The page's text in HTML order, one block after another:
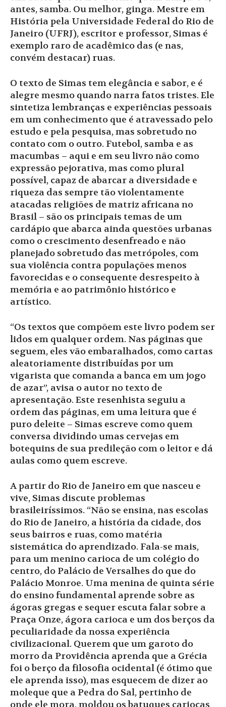
antes, samba. Ou melhor, ginga. Mestre em
História pela Universidade Federal do Rio de
Janeiro (UFRJ), escritor e professor, Simas é
exemplo raro de acadêmico das (e nas,
convém destacar) ruas.
O texto de Simas tem elegância e sabor, e é
alegre mesmo quando narra fatos tristes. Ele
sintetiza lembranças e experiências pessoais
em um conhecimento que é atravessado pelo
estudo e pela pesquisa, mas sobretudo no
contato com o outro. Futebol, samba e as
macumbas – aqui e em seu livro não como
expressão pejorativa, mas como plural
possível, capaz de abarcar a diversidade e
riqueza das sempre tão violentamente
atacadas religiões de matriz africana no
Brasil – são os principais temas de um
cardápio que abarca ainda questões urbanas
como o crescimento desenfreado e não
planejado sobretudo das metrópoles, com
sua violência contra populações menos
favorecidas e o consequente desrespeito à
memória e ao patrimônio histórico e
artístico.
“Os textos que compõem este livro podem ser
lidos em qualquer ordem. Nas páginas que
seguem, eles vão embaralhados, como cartas
aleatoriamente distribuídas por um
vigarista que comanda a banca em um jogo
de azar”, avisa o autor no texto de
apresentação. Este resenhista seguiu a
ordem das páginas, em uma leitura que é
puro deleite – Simas escreve como quem
conversa dividindo umas cervejas em
botequins de sua predileção com o leitor e dá
aulas como quem escreve.
A partir do Rio de Janeiro em que nasceu e
vive, Simas discute problemas
brasileiríssimos. “Não se ensina, nas escolas
do Rio de Janeiro, a história da cidade, dos
seus bairros e ruas, como matéria
sistemática do aprendizado. Fala-se mais,
para um menino carioca de um colégio do
centro, do Palácio de Versalhes do que do
Palácio Monroe. Uma menina de quinta série
do ensino fundamental aprende sobre as
ágoras gregas e sequer escuta falar sobre a
Praça Onze, ágora carioca e um dos berços da
peculiaridade da nossa experiência
civilizacional. Querem que um garoto do
morro da Providência aprenda que a Grécia
foi o berço da filosofia ocidental (é ótimo que
ele aprenda isso), mas esquecem de dizer ao
moleque que a Pedra do Sal, pertinho de
onde ele mora, moldou os batuques cariocas